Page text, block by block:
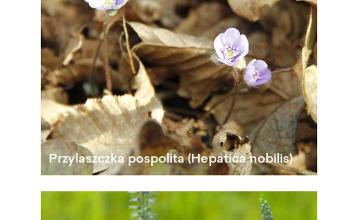
Przylaszczka pospolita (Hepatica nobilis)